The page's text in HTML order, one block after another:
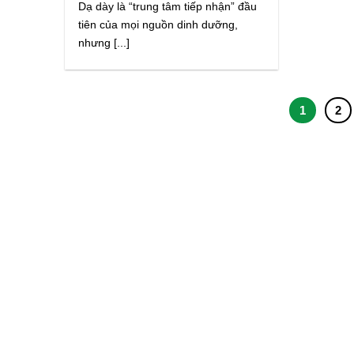
Dạ dày là “trung tâm tiếp nhận” đầu
tiên của mọi nguồn dinh dưỡng,
nhưng [...]
1 2